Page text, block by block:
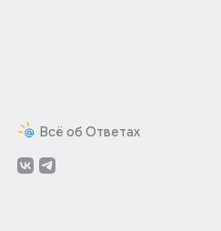
Всё об Ответах